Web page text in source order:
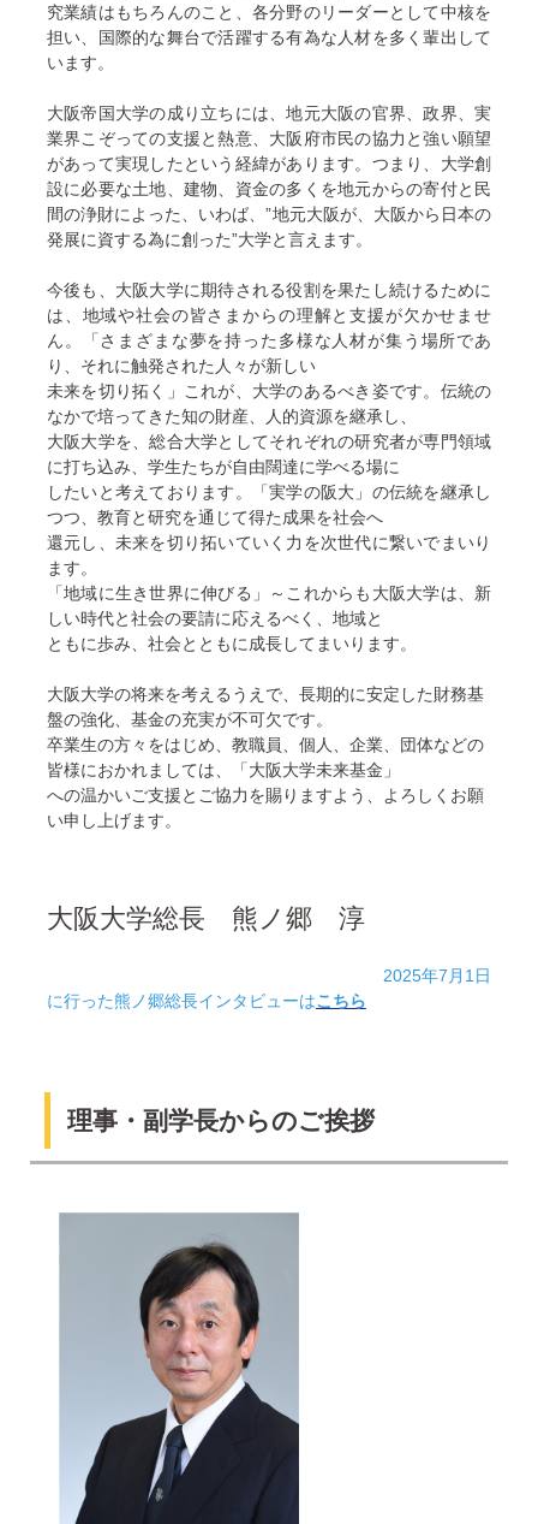
究業績はもちろんのこと、各分野のリーダーとして中核を
担い、国際的な舞台で活躍する有為な人材を多く輩出して
います。
大阪帝国大学の成り立ちには、地元大阪の官界、政界、実
業界こぞっての支援と熱意、大阪府市民の協力と強い願望
があって実現したという経緯があります。つまり、大学創
設に必要な土地、建物、資金の多くを地元からの寄付と民
間の浄財によった、いわば、”地元大阪が、大阪から日本の
発展に資する為に創った”大学と言えます。
今後も、大阪大学に期待される役割を果たし続けるために
は、地域や社会の皆さまからの理解と支援が欠かせませ
ん。「さまざまな夢を持った多様な人材が集う場所であ
り、それに触発された人々が新しい
未来を切り拓く」これが、大学のあるべき姿です。伝統の
なかで培ってきた知の財産、人的資源を継承し、
大阪大学を、総合大学としてそれぞれの研究者が専門領域
に打ち込み、学生たちが自由闊達に学べる場に
したいと考えております。「実学の阪大」の伝統を継承し
つつ、教育と研究を通じて得た成果を社会へ
還元し、未来を切り拓いていく力を次世代に繋いでまいり
ます。
「地域に生き世界に伸びる」～これからも大阪大学は、新
しい時代と社会の要請に応えるべく、地域と
ともに歩み、社会とともに成長してまいります。
大阪大学の将来を考えるうえで、長期的に安定した財務基
盤の強化、基金の充実が不可欠です。
卒業生の方々をはじめ、教職員、個人、企業、団体などの
皆様におかれましては、「大阪大学未来基金」
への温かいご支援とご協力を賜りますよう、よろしくお願
い申し上げます。
大阪大学総長 熊ノ郷 淳
2025年7月1日
に行った熊ノ郷総長インタビューはこちら
理事・副学長からのご挨拶